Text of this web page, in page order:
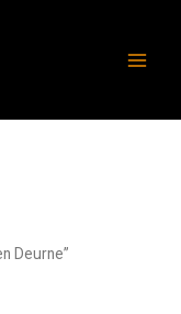
Deurne”